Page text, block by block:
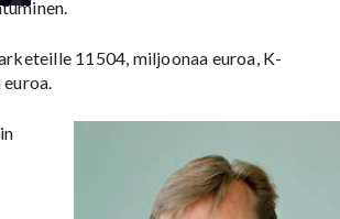
11504, miljoonaa euroa, K-